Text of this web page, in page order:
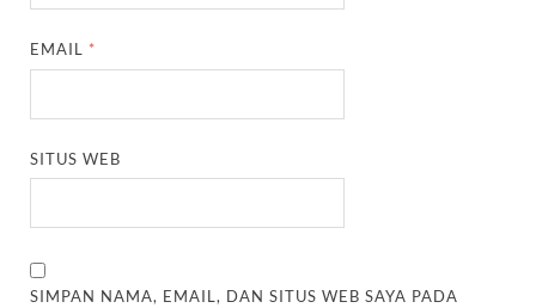
EMAIL *
SITUS WEB
SIMPAN NAMA, EMAIL, DAN SITUS WEB SAYA PADA